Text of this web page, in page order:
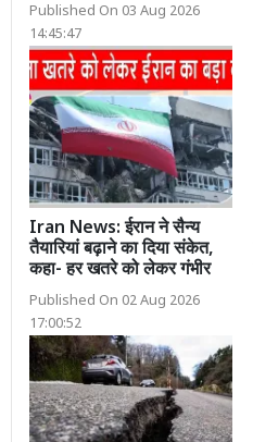
Published On 03 Aug 2026
14:45:47
Iran News: ईरान ने सैन्य
तैयारियां बढ़ाने का दिया संकेत,
कहा- हर खतरे को लेकर गंभीर
Published On 02 Aug 2026
17:00:52